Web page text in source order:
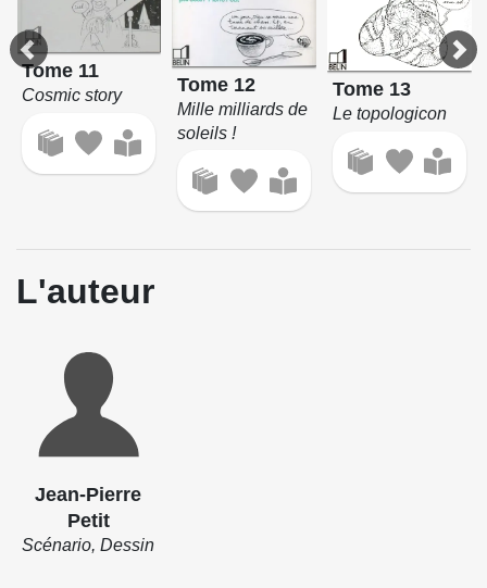
Tome 11
Cosmic story Tome 12
Mille milliards de
soleils !
Tome 13
Le topologicon
L'auteur
Jean-Pierre
Petit
Scénario, Dessin